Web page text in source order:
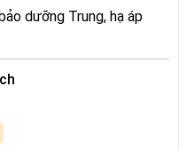
dưỡng Trung, hạ áp